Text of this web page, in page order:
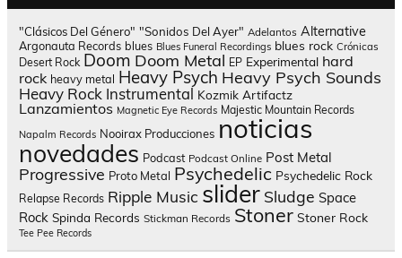
"Clásicos Del Género" "Sonidos Del Ayer" Adelantos Alternative
Argonauta Records blues Blues Funeral Recordings blues rock Crónicas
Desert Rock Doom Doom Metal EP Experimental hard
rock heavy metal Heavy Psych Heavy Psych Sounds
Heavy Rock Instrumental Kozmik Artifactz
Lanzamientos Magnetic Eye Records Majestic Mountain Records
Napalm Records Nooirax Producciones noticias
novedades Podcast Podcast Online Post Metal
Progressive Proto Metal Psychedelic Psychedelic Rock
Relapse Records Ripple Music slider Sludge Space
Rock Spinda Records Stickman Records Stoner Stoner Rock
Tee Pee Records